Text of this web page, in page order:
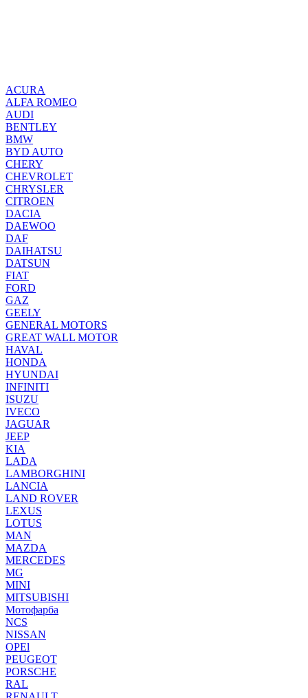
ACURA
ALFA ROMEO
AUDI
BENTLEY
BMW
BYD AUTO
CHERY
CHEVROLET
CHRYSLER
CITROEN
DACIA
DAEWOO
DAF
DAIHATSU
DATSUN
FIAT
FORD
GAZ
GEELY
GENERAL MOTORS
GREAT WALL MOTOR
HAVAL
HONDA
HYUNDAI
INFINITI
ISUZU
IVECO
JAGUAR
JEEP
KIA
LADA
LAMBORGHINI
LANCIA
LAND ROVER
LEXUS
LOTUS
MAN
MAZDA
MERCEDES
MG
MINI
MITSUBISHI
Мотофарба
NCS
NISSAN
OPEl
PEUGEOT
PORSCHE
RAL